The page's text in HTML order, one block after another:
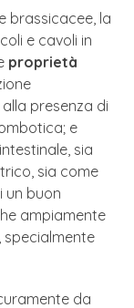
brassicacee, la
e cavoli in
proprietà
presenza di
e
sia
sia come
un buon
ampiamente
, specialmente
da